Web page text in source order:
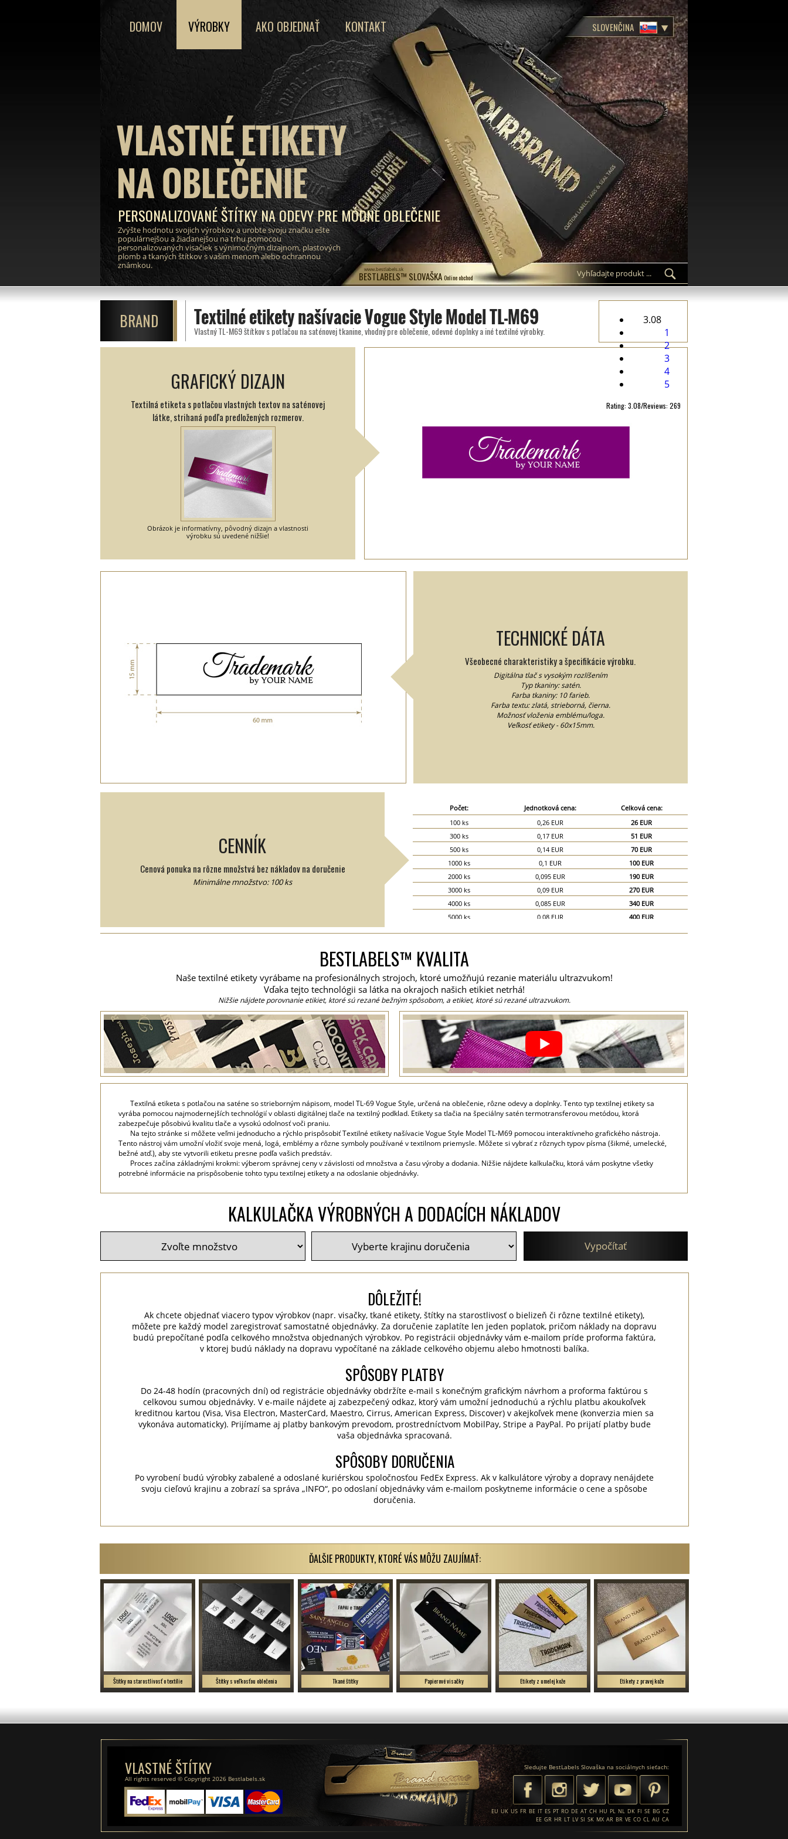
BESTLABELS™ SLOVAŠKA Online obchod
www.bestlabels.sk
VLASTNÉ ETIKETY
NA OBLEČENIE
PERSONALIZOVANÉ ŠTÍTKY NA ODEVY PRE MÓDNE OBLEČENIE
Zvýšte hodnotu svojich výrobkov a urobte svoju značku ešte
populárnejšou a žiadanejšou na trhu pomocou
personalizovaných visačiek s výnimočným dizajnom, plastových
plomb a tkaných štítkov s vaším menom alebo ochrannou
známkou.
DOMOV VÝROBKY AKO OBJEDNAŤ KONTAKT SLOVENČINA
BRAND Textilné etikety našívacie Vogue Style Model TL-M69
Vlastný TL-M69 štítkov s potlačou na saténovej tkanine, vhodný pre oblečenie, odevné doplnky a iné textilné výrobky.
3.08
1
2
3
4
5
Rating: 3.08/Reviews: 269
GRAFICKÝ DIZAJN
Textilná etiketa s potlačou vlastných textov na saténovej
látke, strihaná podľa predložených rozmerov.
Obrázok je informatívny, pôvodný dizajn a vlastnosti
výrobku sú uvedené nižšie!
TECHNICKÉ DÁTA
Všeobecné charakteristiky a špecifikácie výrobku.
Digitálna tlač s vysokým rozlíšením
Typ tkaniny: satén.
Farba tkaniny: 10 farieb.
Farba textu: zlatá, strieborná, čierna.
Možnosť vloženia emblému/loga.
Veľkosť etikety - 60x15mm.
CENNÍK
Cenová ponuka na rôzne množstvá bez nákladov na doručenie
Minimálne množstvo: 100 ks
Počet: Jednotková cena:
Celková cena:
100 ks
0,26 EUR
26 EUR
300 ks
0,17 EUR
51 EUR
500 ks
0,14 EUR
70 EUR
1000 ks
0,1 EUR
100 EUR
2000 ks
0,095 EUR
190 EUR
3000 ks
0,09 EUR
270 EUR
4000 ks
0,085 EUR
340 EUR
5000 ks
0,08 EUR
400 EUR
8000 ks
10000 ks
15000 ks
0,05 EUR
20000 ks
0,045 EUR 900 EUR
BESTLABELS™ KVALITA
Naše textilné etikety vyrábame na profesionálnych strojoch, ktoré umožňujú rezanie materiálu ultrazvukom!
Vďaka tejto technológii sa látka na okrajoch našich etikiet netrhá!
Nižšie nájdete porovnanie etikiet, ktoré sú rezané bežným spôsobom, a etikiet, ktoré sú rezané ultrazvukom.
Textilná etiketa s potlačou na saténe so strieborným nápisom, model TL-69 Vogue Style, určená na oblečenie, rôzne odevy a doplnky. Tento typ textilnej etikety sa
vyrába pomocou najmodernejších technológií v oblasti digitálnej tlače na textilný podklad. Etikety sa tlačia na špeciálny satén termotransferovou metódou, ktorá
zabezpečuje pôsobivú kvalitu tlače a vysokú odolnosť voči praniu.
Na tejto stránke si môžete veľmi jednoducho a rýchlo prispôsobiť Textilné etikety našívacie Vogue Style Model TL-M69 pomocou interaktívneho grafického nástroja.
Tento nástroj vám umožní vložiť svoje mená, logá, emblémy a rôzne symboly používané v textilnom priemysle. Môžete si vybrať z rôznych typov písma (šikmé, umelecké,
bežné atď.), aby ste vytvorili etiketu presne podľa vašich predstáv.
Proces začína základnými krokmi: výberom správnej ceny v závislosti od množstva a času výroby a dodania. Nižšie nájdete kalkulačku, ktorá vám poskytne všetky
potrebné informácie na prispôsobenie tohto typu textilnej etikety a na odoslanie objednávky.
KALKULAČKA VÝROBNÝCH A DODACÍCH NÁKLADOV
Vypočítať
DÔLEŽITÉ!
Ak chcete objednať viacero typov výrobkov (napr. visačky, tkané etikety, štítky na starostlivosť o bielizeň či rôzne textilné etikety),
môžete pre každý model zaregistrovať samostatné objednávky. Za doručenie zaplatíte len jeden poplatok, pričom náklady na dopravu
budú prepočítané podľa celkového množstva objednaných výrobkov. Po registrácii objednávky vám e-mailom príde proforma faktúra,
v ktorej budú náklady na dopravu vypočítané na základe celkového objemu alebo hmotnosti balíka.
SPÔSOBY PLATBY
Do 24-48 hodín (pracovných dní) od registrácie objednávky obdržíte e-mail s konečným grafickým návrhom a proforma faktúrou s
celkovou sumou objednávky. V e-maile nájdete aj zabezpečený odkaz, ktorý vám umožní jednoduchú a rýchlu platbu akoukoľvek
kreditnou kartou (Visa, Visa Electron, MasterCard, Maestro, Cirrus, American Express, Discover) v akejkoľvek mene (konverzia mien sa
vykonáva automaticky). Prijímame aj platby bankovým prevodom, prostredníctvom MobilPay, Stripe a PayPal. Po prijatí platby bude
vaša objednávka spracovaná.
SPÔSOBY DORUČENIA
Po vyrobení budú výrobky zabalené a odoslané kuriérskou spoločnosťou FedEx Express. Ak v kalkulátore výroby a dopravy nenájdete
svoju cieľovú krajinu a zobrazí sa správa „INFO“, po odoslaní objednávky vám e-mailom poskytneme informácie o cene a spôsobe
doručenia.
ĎALŠIE PRODUKTY, KTORÉ VÁS MÔŽU ZAUJÍMAŤ:
Štítky na starostlivosť o textílie Štítky s veľkosťou oblečenia Tkané štítky Papierové visačky Etikety z umelej kože Etikety z pravej kože
VLASTNÉ ŠTÍTKY
All rights reserved © Copyright 2026 Bestlabels.sk
Sledujte BestLabels Slovaška na sociálnych sieťach:
EU UK US FR BE IT ES PT RO DE AT CH HU PL NL DK FI SE BG CZ
EE GR HR LT LV SI SK MX AR BR VE CO CL AU CA